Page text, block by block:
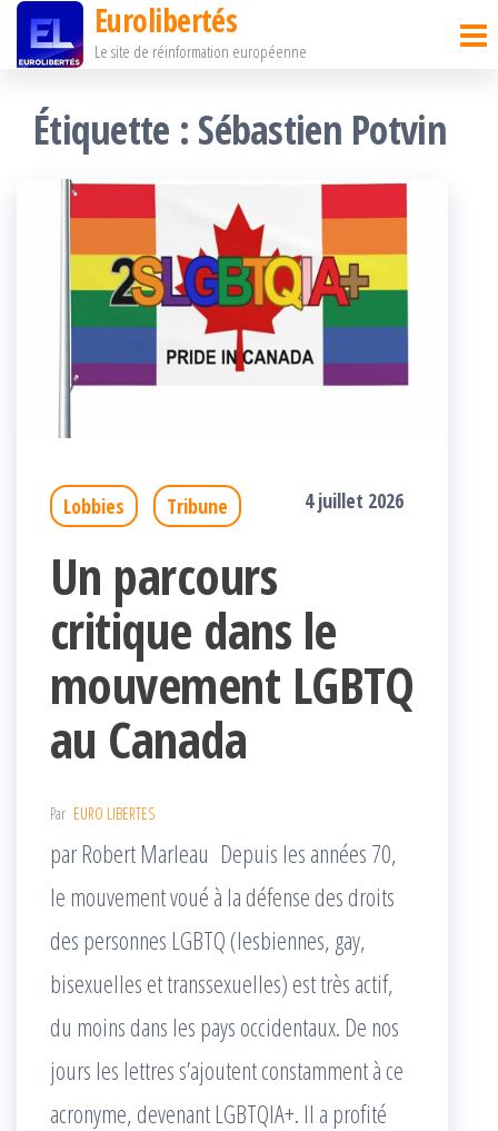
Passer
contenu
Eurolibertés
Le site de réinformation européenne
Étiquette : Sébastien Potvin
Lobbies Tribune 4 juillet 2026
Un parcours
critique dans le
mouvement LGBTQ
au Canada
Par EURO LIBERTES
par Robert Marleau Depuis les années 70,
le mouvement voué à la défense des droits
des personnes LGBTQ (lesbiennes, gay,
bisexuelles et transsexuelles) est très actif,
du moins dans les pays occidentaux. De nos
jours les lettres s’ajoutent constamment à ce
acronyme, devenant LGBTQIA+. Il a profité